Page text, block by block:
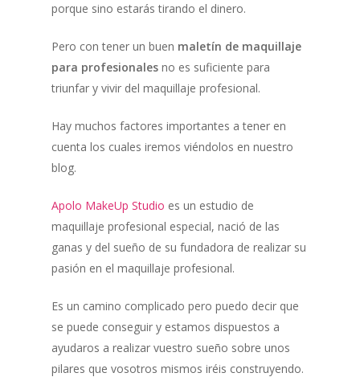
porque sino estarás tirando el dinero.
Pero con tener un buen maletín de maquillaje
para profesionales no es suficiente para
triunfar y vivir del maquillaje profesional.
Hay muchos factores importantes a tener en
cuenta los cuales iremos viéndolos en nuestro
blog.
Apolo MakeUp Studio es un estudio de
maquillaje profesional especial, nació de las
ganas y del sueño de su fundadora de realizar su
pasión en el maquillaje profesional.
Es un camino complicado pero puedo decir que
se puede conseguir y estamos dispuestos a
ayudaros a realizar vuestro sueño sobre unos
pilares que vosotros mismos iréis construyendo.